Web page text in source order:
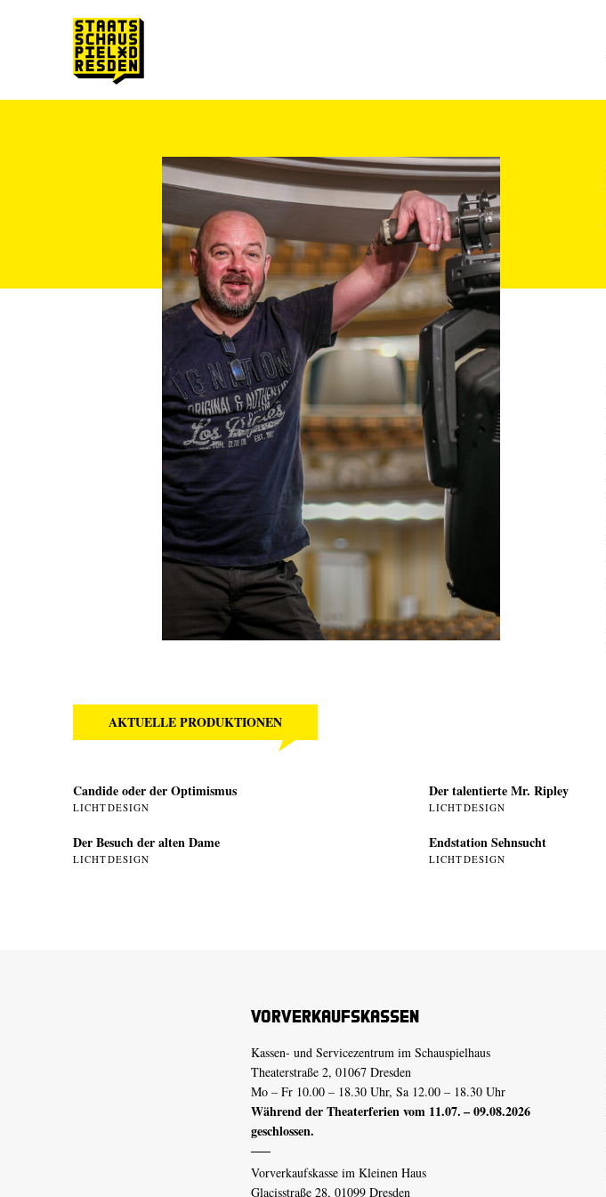
AKTUELLE PRODUKTIONEN
Candide oder der Optimismus
LICHTDESIGN
Der Besuch der alten Dame
LICHTDESIGN
Der talentierte Mr. Ripley
LICHTDESIGN
Endstation Sehnsucht
LICHTDESIGN
Vorverkaufskassen
Kassen- und Servicezentrum im Schauspielhaus
Theaterstraße 2, 01067 Dresden
Mo – Fr 10.00 – 18.30 Uhr, Sa 12.00 – 18.30 Uhr
Während der Theaterferien vom 11.07. – 09.08.2026
geschlossen.
Vorverkaufskasse im Kleinen Haus
Glacisstraße 28, 01099 Dresden